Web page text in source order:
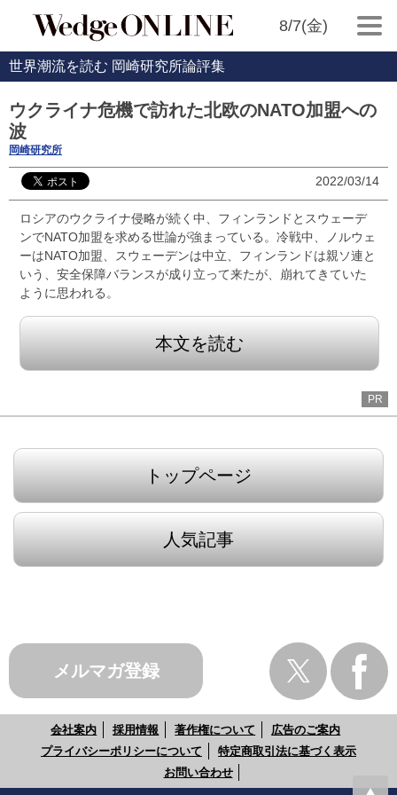
8/7(金)
世界潮流を読む 岡崎研究所論評集
ウクライナ危機で訪れた北欧のNATO加盟への
波
岡崎研究所
2022/03/14
ロシアのウクライナ侵略が続く中、フィンランドとスウェーデ
ンでNATO加盟を求める世論が強まっている。冷戦中、ノルウェ
ーはNATO加盟、スウェーデンは中立、フィンランドは親ソ連と
いう、安全保障バランスが成り立って来たが、崩れてきていた
ように思われる。
本文を読む
PR
トップページ
人気記事
メルマガ登録
会社案内 採用情報 著作権について
広告のご案内
プライバシーポリシーについて
特定商取引法に基づく表示
お問い合わせ